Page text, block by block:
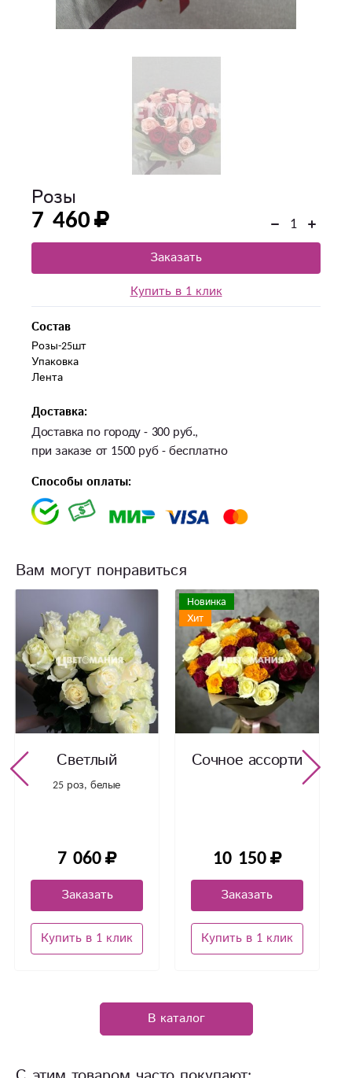
Розы
7 460
Заказать
Купить в 1 клик
Состав
Розы-25шт
Упаковка
Лента
Доставка:
Доставка по городу - 300 руб.,
при заказе от 1500 руб - бесплатно
Способы оплаты:
Вам могут понравиться
Светлый
25 роз, белые
7 060
Заказать
Купить в 1 клик
Новинка
Хит
Сочное ассорти
10 150
Заказать
Купить в 1 клик
В каталог